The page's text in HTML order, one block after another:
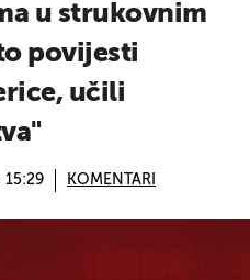
u strukovnim
povijesti
učili
15:29 KOMENTARI